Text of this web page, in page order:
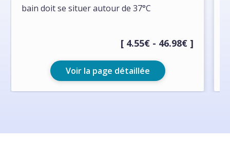
bain doit se situer autour de 37°C
[ 4.55€ - 46.98€ ]
Voir la page détaillée